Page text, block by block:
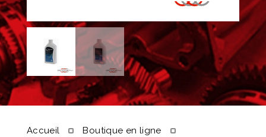
Accueil
Boutique en ligne